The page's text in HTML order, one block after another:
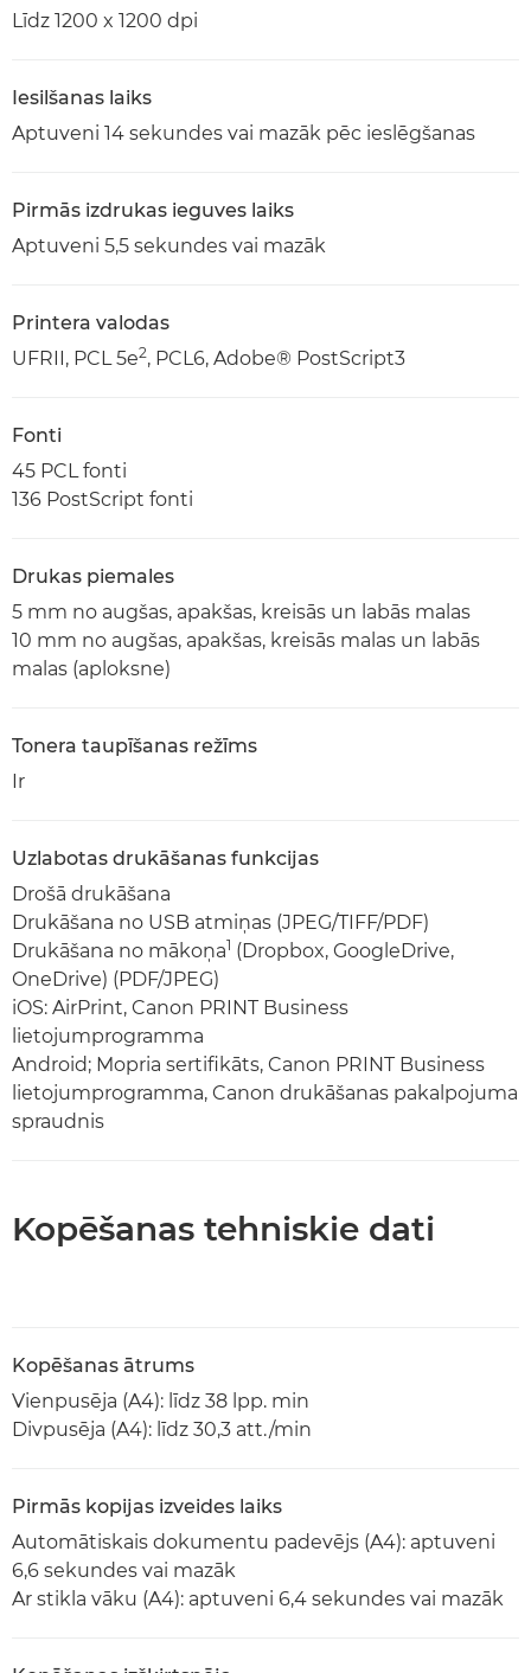
Līdz 1200 x 1200 dpi
Iesilšanas laiks
Aptuveni 14 sekundes vai mazāk pēc ieslēgšanas
Pirmās izdrukas ieguves laiks
Aptuveni 5,5 sekundes vai mazāk
Printera valodas
UFRII, PCL 5e2, PCL6, Adobe® PostScript3
Fonti
45 PCL fonti
136 PostScript fonti
Drukas piemales
5 mm no augšas, apakšas, kreisās un labās malas
10 mm no augšas, apakšas, kreisās malas un labās
malas (aploksne)
Tonera taupīšanas režīms
Ir
Uzlabotas drukāšanas funkcijas
Drošā drukāšana
Drukāšana no USB atmiņas (JPEG/TIFF/PDF)
Drukāšana no mākoņa1 (Dropbox, GoogleDrive,
OneDrive) (PDF/JPEG)
iOS: AirPrint, Canon PRINT Business
lietojumprogramma
Android; Mopria sertifikāts, Canon PRINT Business
lietojumprogramma, Canon drukāšanas pakalpojuma
spraudnis
Kopēšanas tehniskie dati
Kopēšanas ātrums
Vienpusēja (A4): līdz 38 lpp. min
Divpusēja (A4): līdz 30,3 att./min
Pirmās kopijas izveides laiks
Automātiskais dokumentu padevējs (A4): aptuveni
6,6 sekundes vai mazāk
Ar stikla vāku (A4): aptuveni 6,4 sekundes vai mazāk